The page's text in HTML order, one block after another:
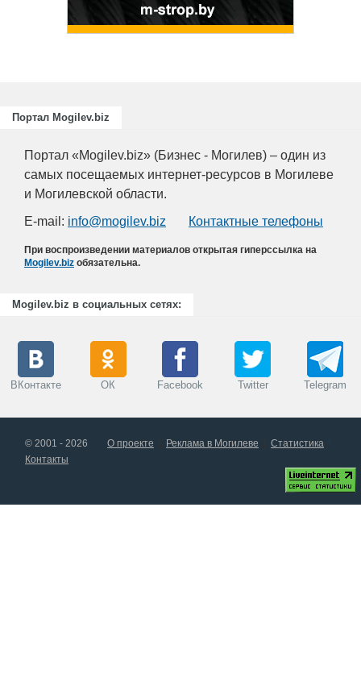
Портал Mogilev.biz
Портал «Mogilev.biz» (Бизнес - Могилев) – один из
самых посещаемых интернет-ресурсов в Могилеве
и Могилевской области.
E-mail: info@mogilev.biz Контактные телефоны
При воспроизведении материалов открытая гиперссылка на
Mogilev.biz обязательна.
Mogilev.biz в социальных сетях:
ВКонтакте ОК Facebook Twitter Telegram
© 2001 - 2026 О проекте Реклама в Могилеве
Статистика
Контакты